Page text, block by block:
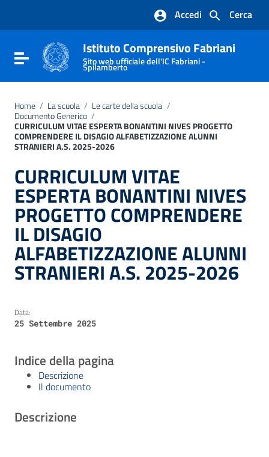
Vai al footer
Cerca
Accedi
Attiva / disattiva la navigazione
Istituto Comprensivo Fabriani
Sito web ufficiale dell'IC Fabriani -
Spilamberto
Home / La scuola / Le carte della scuola /
Documento Generico /
CURRICULUM VITAE ESPERTA BONANTINI NIVES PROGETTO
COMPRENDERE IL DISAGIO ALFABETIZZAZIONE ALUNNI
STRANIERI A.S. 2025-2026
CURRICULUM VITAE
ESPERTA BONANTINI NIVES
PROGETTO COMPRENDERE
IL DISAGIO
ALFABETIZZAZIONE ALUNNI
STRANIERI A.S. 2025-2026
Data:
25 Settembre 2025
Indice della pagina
Descrizione
Il documento
Descrizione